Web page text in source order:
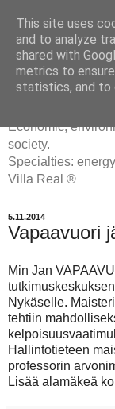
Economic,
society.
Specialties:
Villa Real ®
5.11.2014
Vapaavuori
Min Jan
Nykäselle.
tehtiin
Hallintotieteen
professorin
Lisää alamäkeä
This site uses
and to analyze
shared with
metrics to
statistics, and to